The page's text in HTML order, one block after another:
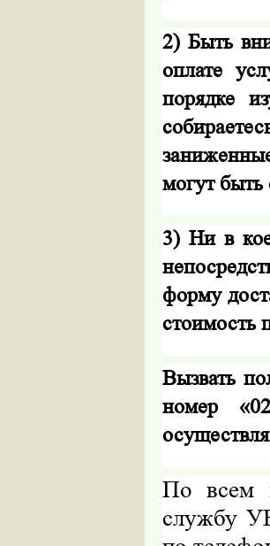
2) Быть
оплате
порядке
могут
3) Ни в
форму
стоимость
Вызвать
номер
По всем
службу